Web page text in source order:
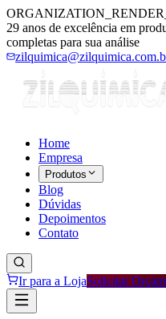
29 anos de excelência em
completas para sua análise
Home
Empresa
Produtos
Blog
Dúvidas
Depoimentos
Contato
Ir para a LojaSolicitar